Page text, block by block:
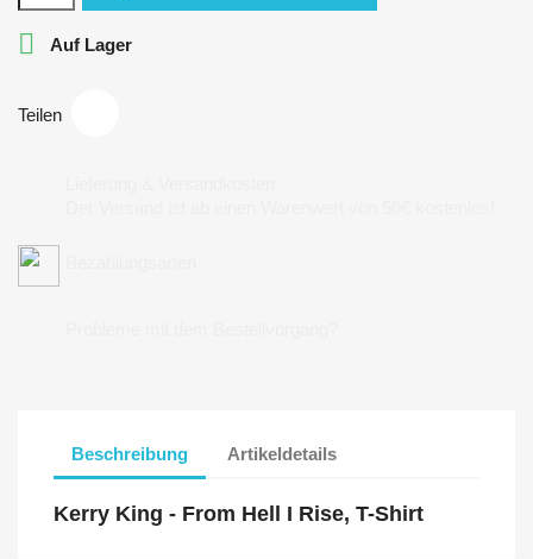
 Auf Lager
Teilen
Beschreibung Artikeldetails
Kerry King - From Hell I Rise, T-Shirt